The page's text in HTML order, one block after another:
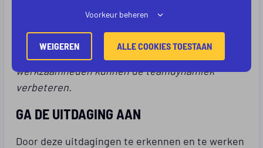
samenwerking. Het opbouwen van een goede
relatie met collega’s, het stellen van duidelijke
doelen en het regelmatig afstemmen van
werkzaamheden kunnen de teamdynamiek
verbeteren.
GA DE UITDAGING AAN
Door deze uitdagingen te erkennen en te werken
Voorkeur beheren
WEIGEREN ALLE COOKIES TOESTAAN